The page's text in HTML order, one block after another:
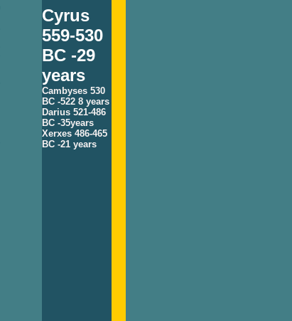
Cyrus
559-530
BC -29
years
Cambyses 530
BC -522 8 years
Darius 521-486
BC -35years
Xerxes 486-465
BC -21 years